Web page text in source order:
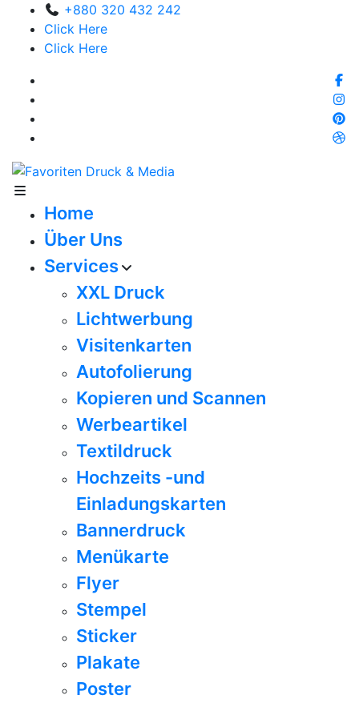
+880 320 432 242
Click Here
Click Here
Home
Über Uns
Services
XXL Druck
Lichtwerbung
Visitenkarten
Autofolierung
Kopieren und Scannen
Werbeartikel
Textildruck
Hochzeits -und
Einladungskarten
Bannerdruck
Menükarte
Flyer
Stempel
Sticker
Plakate
Poster